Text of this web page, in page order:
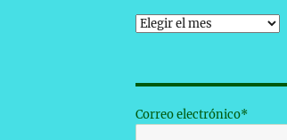
Archivos
Correo electrónico*